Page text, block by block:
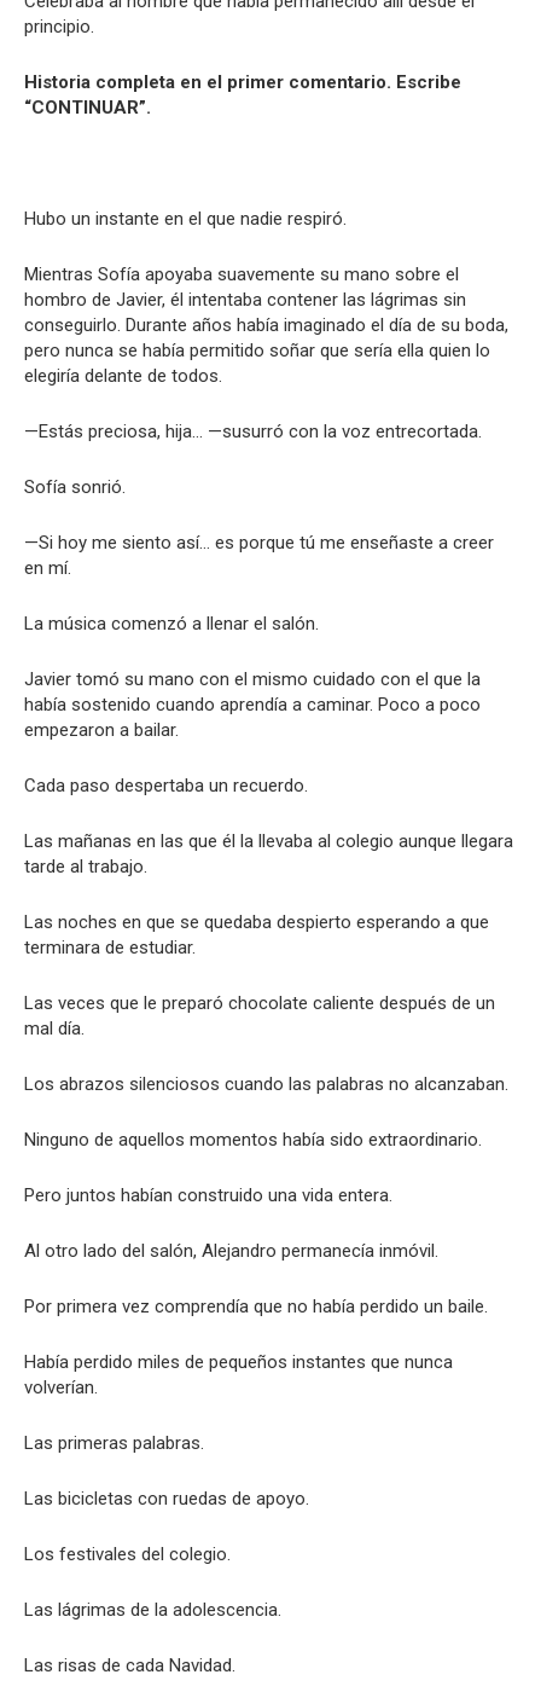
principio.
Historia completa en el primer comentario. Escribe
“CONTINUAR”.
Hubo un instante en el que nadie respiró.
Mientras Sofía apoyaba suavemente su mano sobre el
hombro de Javier, él intentaba contener las lágrimas sin
conseguirlo. Durante años había imaginado el día de su boda,
pero nunca se había permitido soñar que sería ella quien lo
elegiría delante de todos.
—Estás preciosa, hija… —susurró con la voz entrecortada.
Sofía sonrió.
—Si hoy me siento así… es porque tú me enseñaste a creer
en mí.
La música comenzó a llenar el salón.
Javier tomó su mano con el mismo cuidado con el que la
había sostenido cuando aprendía a caminar. Poco a poco
empezaron a bailar.
Cada paso despertaba un recuerdo.
Las mañanas en las que él la llevaba al colegio aunque llegara
tarde al trabajo.
Las noches en que se quedaba despierto esperando a que
terminara de estudiar.
Las veces que le preparó chocolate caliente después de un
mal día.
Los abrazos silenciosos cuando las palabras no alcanzaban.
Ninguno de aquellos momentos había sido extraordinario.
Pero juntos habían construido una vida entera.
Al otro lado del salón, Alejandro permanecía inmóvil.
Por primera vez comprendía que no había perdido un baile.
Había perdido miles de pequeños instantes que nunca
volverían.
Las primeras palabras.
Las bicicletas con ruedas de apoyo.
Los festivales del colegio.
Las lágrimas de la adolescencia.
Las risas de cada Navidad.